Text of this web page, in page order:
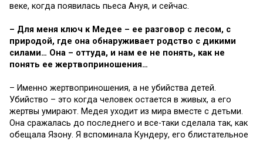
веке, когда появилась пьеса Ануя, и сейчас.
– Для меня ключ к Медее – ее разговор с лесом, с
природой, где она обнаруживает родство с дикими
силами… Она – оттуда, и нам ее не понять, как не
понять ее жертвоприношения…
– Именно жертвоприношения, а не убийства детей.
Убийство – это когда человек остается в живых, а его
жертвы умирают. Медея уходит из мира вместе с детьми.
Она сражалась до последнего и все-таки сделала так, как
обещала Язону. Я вспоминала Кундеру, его блистательное